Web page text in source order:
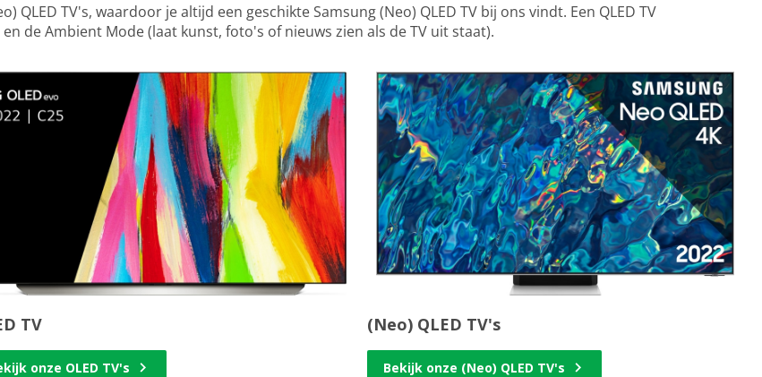
TV's, waardoor je altijd een geschikte Samsung (Neo) QLED TV bij ons vindt. Een QLED TV
de Ambient Mode (laat kunst, foto's of nieuws zien als de TV uit staat).
TV
onze OLED TV's
(Neo) QLED TV's
Bekijk onze (Neo) QLED TV's